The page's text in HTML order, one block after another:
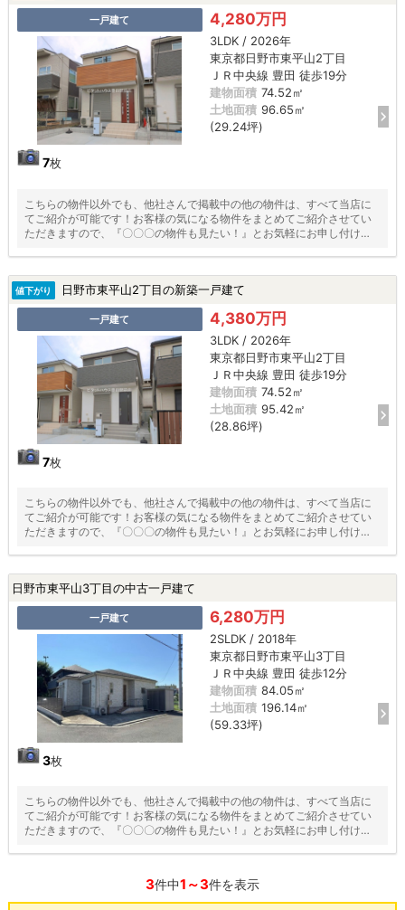
一戸建て
7枚
4,280万円
3LDK / 2026年
東京都日野市東平山2丁目
ＪＲ中央線 豊田 徒歩19分
建物面積 74.52㎡
土地面積 96.65㎡
(29.24坪)
こちらの物件以外でも、他社さんで掲載中の他の物件は、すべて当店に
てご紹介が可能です！お客様の気になる物件をまとめてご紹介させてい
ただきますので、『〇〇〇の物件も見たい！』とお気軽にお申し付けく
値下がり 日野市東平山2丁目の新築一戸建て
一戸建て
7枚
4,380万円
3LDK / 2026年
東京都日野市東平山2丁目
ＪＲ中央線 豊田 徒歩19分
建物面積 74.52㎡
土地面積 95.42㎡
(28.86坪)
こちらの物件以外でも、他社さんで掲載中の他の物件は、すべて当店に
てご紹介が可能です！お客様の気になる物件をまとめてご紹介させてい
ただきますので、『〇〇〇の物件も見たい！』とお気軽にお申し付けく
日野市東平山3丁目の中古一戸建て
一戸建て
3枚
6,280万円
2SLDK / 2018年
東京都日野市東平山3丁目
ＪＲ中央線 豊田 徒歩12分
建物面積 84.05㎡
土地面積 196.14㎡
(59.33坪)
こちらの物件以外でも、他社さんで掲載中の他の物件は、すべて当店に
てご紹介が可能です！お客様の気になる物件をまとめてご紹介させてい
ただきますので、『〇〇〇の物件も見たい！』とお気軽にお申し付けく
3件中1～3件を表示